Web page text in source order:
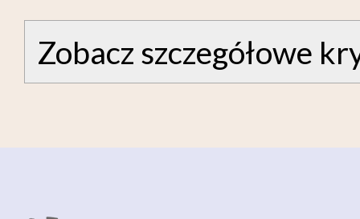
Zobacz szczegółowe